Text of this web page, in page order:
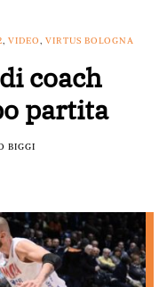
, VIDEO, VIRTUS BOLOGNA
coach
partita
BIGGI